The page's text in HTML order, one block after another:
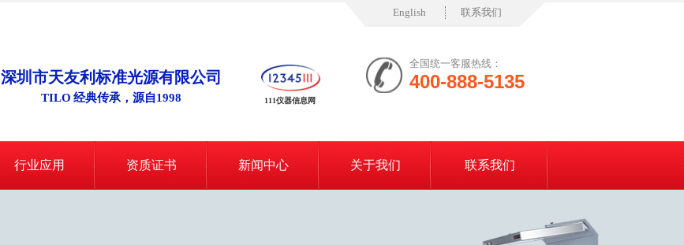
English 联系我们
深圳市天友利标准光源有限公司
TILO 经典传承，源自1998 111仪器信息网
全国统一客服热线：
400-888-5135
行业应用 资质证书 新闻中心 关于我们 联系我们